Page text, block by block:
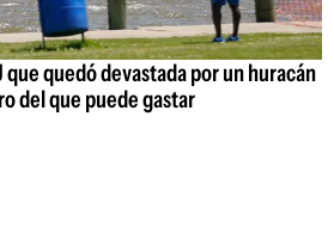
que quedó devastada por un huracán
del que puede gastar